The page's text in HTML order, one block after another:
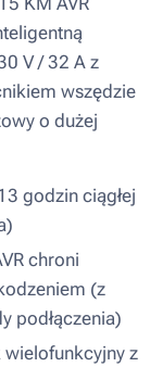
V / 32 A z
wszędzie
o dużej
godzin ciągłej
chroni
(z
podłączenia)
z